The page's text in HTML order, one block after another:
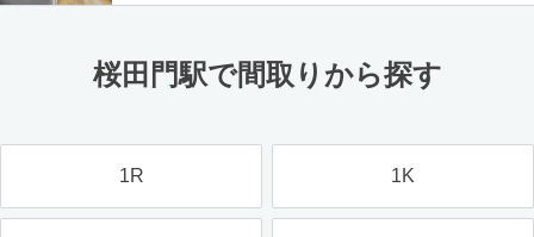
桜田門駅で間取りから探す
1R 1K